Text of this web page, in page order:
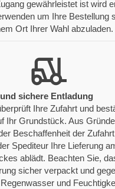
gewährleistet ist wird
um Ihre Bestellung
Ort Ihrer Wahl abzuladen.
sichere Entladung
Ihre Zufahrt und
Ihr Grundstück. Aus
Beschaffenheit der
Spediteur Ihre Lieferung
ablädt. Beachten Sie,
sicher verpackt und
und